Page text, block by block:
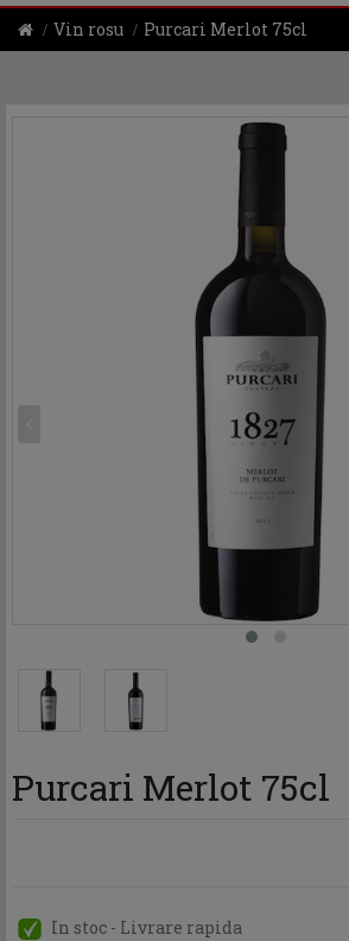
Vin rosu Purcari Merlot 75cl
Purcari Merlot 75cl
In stoc - Livrare rapida